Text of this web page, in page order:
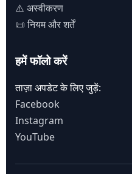
⚠️ अस्वीकरण
📜 नियम और शर्तें
हमें फॉलो करें
ताज़ा अपडेट के लिए जुड़ें:
Facebook
Instagram
YouTube